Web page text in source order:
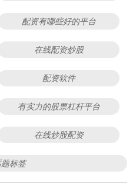
配资有哪些好的平台
在线配资炒股
配资软件
有实力的股票杠杆平台
在线炒股配资
标签